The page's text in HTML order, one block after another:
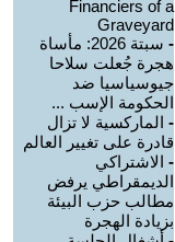
Financiers of a
Graveyard
-
سبتة 2026: مأساة
هجرة جُعلت سلاحا
جيوسياسيا ضد
الحكومة الإسب ...
- الماركسية لا تزال
قادرة على تغيير العالم
- الاشتراكي
الديمقراطي يرفض
مطالب حزب البيئة
بزيادة الهجرة